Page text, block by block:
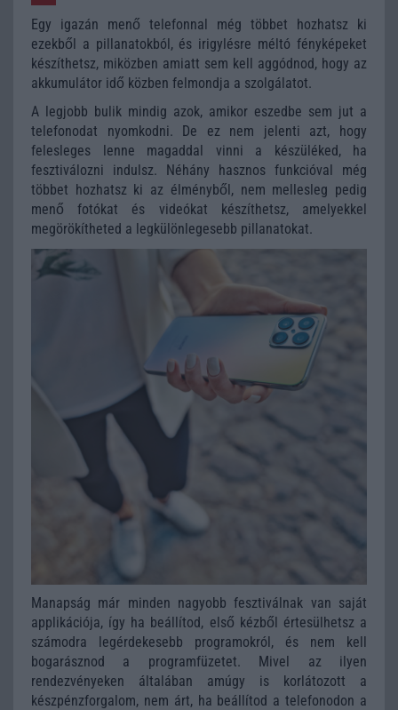
Egy igazán menő telefonnal még többet hozhatsz ki
ezekből a pillanatokból, és irigylésre méltó fényképeket
készíthetsz, miközben amiatt sem kell aggódnod, hogy az
akkumulátor idő közben felmondja a szolgálatot.
A legjobb bulik mindig azok, amikor eszedbe sem jut a
telefonodat nyomkodni. De ez nem jelenti azt, hogy
felesleges lenne magaddal vinni a készüléked, ha
fesztiválozni indulsz. Néhány hasznos funkcióval még
többet hozhatsz ki az élményből, nem mellesleg pedig
menő fotókat és videókat készíthetsz, amelyekkel
megörökítheted a legkülönlegesebb pillanatokat.
Manapság már minden nagyobb fesztiválnak van saját
applikációja, így ha beállítod, első kézből értesülhetsz a
számodra legérdekesebb programokról, és nem kell
bogarásznod a programfüzetet. Mivel az ilyen
rendezvényeken általában amúgy is korlátozott a
készpénzforgalom, nem árt, ha beállítod a telefonodon a